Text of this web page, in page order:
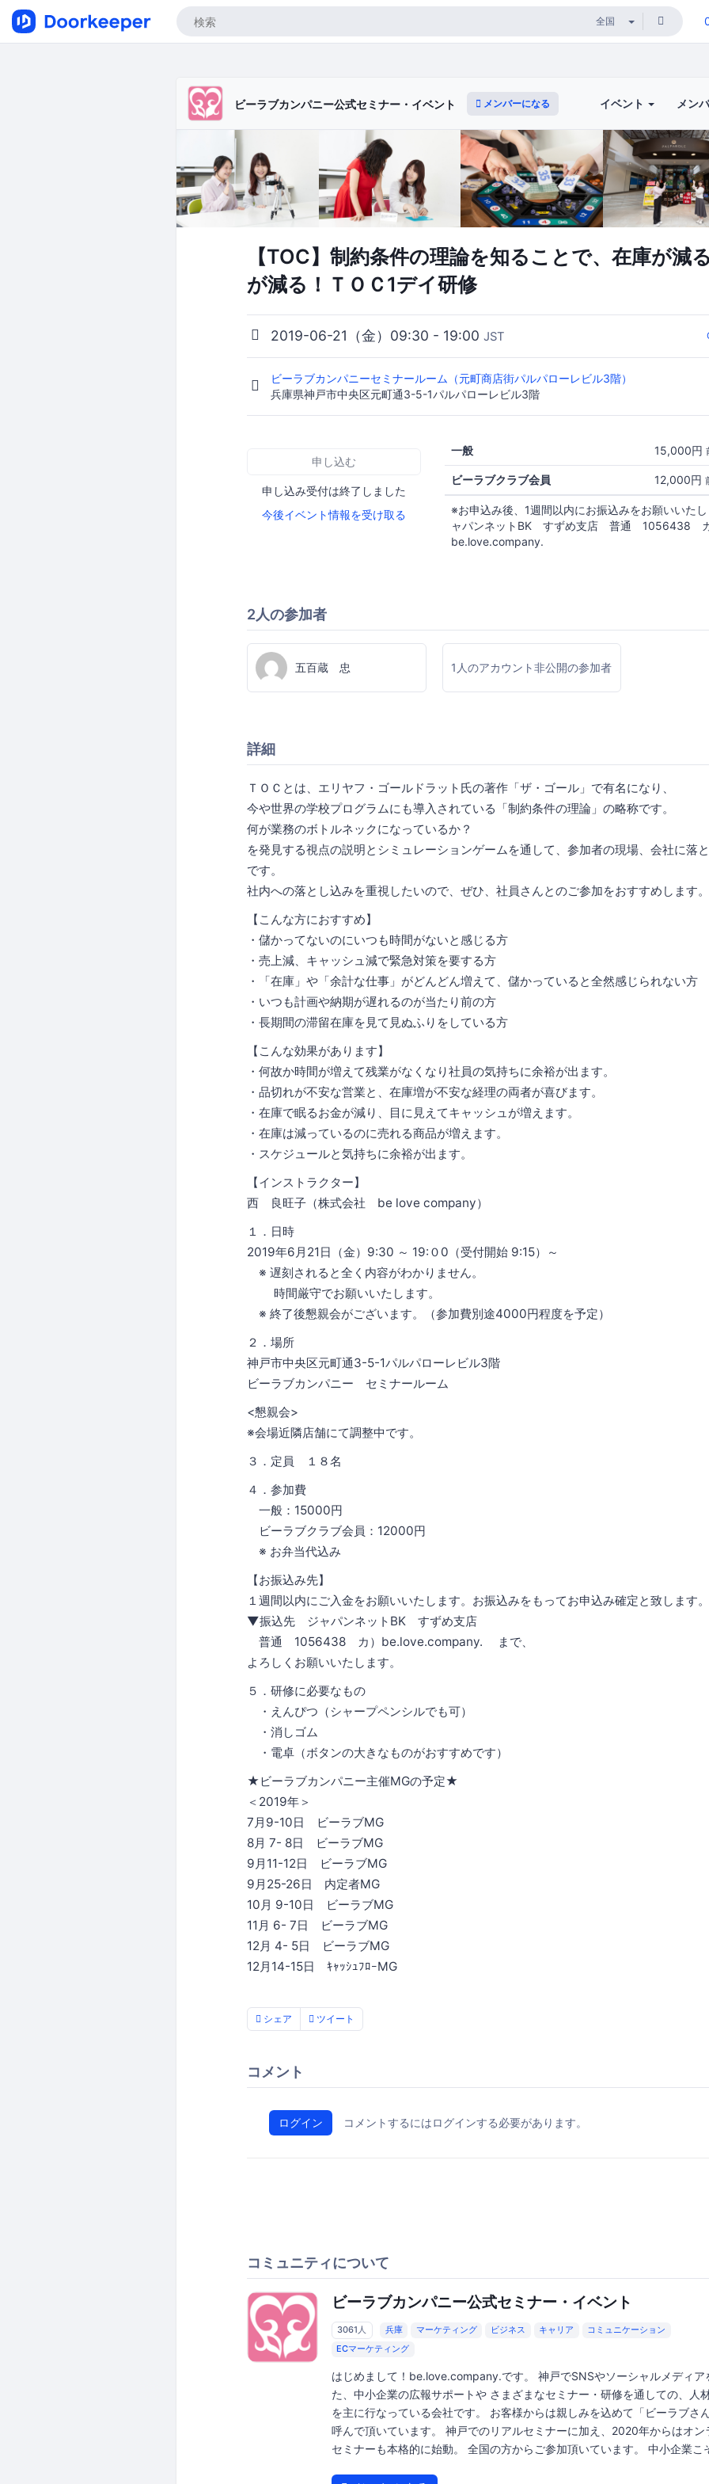
ビーラブカンパニー公式セミナー・イベント メンバーになる イベント メン
【TOC】制約条件の理論を知ることで、在庫が減
が減る！ＴＯＣ1デイ研修
2019-06-21（金）09:30 - 19:00 JST
ビーラブカンパニーセミナールーム（元町商店街パルパローレビル3階）
兵庫県神戸市中央区元町通3-5-1パルパローレビル3階
申し込む
申し込み受付は終了しました
今後イベント情報を受け取る
一般 15,000円
ビーラブクラブ会員 12,000円
※お申込み後、1週間以内にお振込みをお願いいた
ャパンネットBK すずめ支店 普通 1056438
be.love.company.
2人の参加者
五百蔵 忠 1人のアカウント非公開の参加者
詳細
ＴＯＣとは、エリヤフ・ゴールドラット氏の著作「ザ・ゴール」で有名になり、
今や世界の学校プログラムにも導入されている「制約条件の理論」の略称です。
何が業務のボトルネックになっているか？
を発見する視点の説明とシミュレーションゲームを通して、参加者の現場、会社に落
です。
社内への落とし込みを重視したいので、ぜひ、社員さんとのご参加をおすすめします。
【こんな方におすすめ】
・儲かってないのにいつも時間がないと感じる方
・売上減、キャッシュ減で緊急対策を要する方
・「在庫」や「余計な仕事」がどんどん増えて、儲かっていると全然感じられない方
・いつも計画や納期が遅れるのが当たり前の方
・長期間の滞留在庫を見て見ぬふりをしている方
【こんな効果があります】
・何故か時間が増えて残業がなくなり社員の気持ちに余裕が出ます。
・品切れが不安な営業と、在庫増が不安な経理の両者が喜びます。
・在庫で眠るお金が減り、目に見えてキャッシュが増えます。
・在庫は減っているのに売れる商品が増えます。
・スケジュールと気持ちに余裕が出ます。
【インストラクター】
西 良旺子（株式会社 be love company）
１．日時
2019年6月21日（金）9:30 ～ 19:０0（受付開始 9:15）～
※ 遅刻されると全く内容がわかりません。
時間厳守でお願いいたします。
※ 終了後懇親会がございます。（参加費別途4000円程度を予定）
２．場所
神戸市中央区元町通3-5-1パルパローレビル3階
ビーラブカンパニー セミナールーム
<懇親会>
※会場近隣店舗にて調整中です。
３．定員 １８名
４．参加費
一般：15000円
ビーラブクラブ会員：12000円
※ お弁当代込み
【お振込み先】
１週間以内にご入金をお願いいたします。お振込みをもってお申込み確定と致します。
▼振込先 ジャパンネットBK すずめ支店
普通 1056438 カ）be.love.company. まで、
よろしくお願いいたします。
５．研修に必要なもの
・えんぴつ（シャープペンシルでも可）
・消しゴム
・電卓（ボタンの大きなものがおすすめです）
★ビーラブカンパニー主催MGの予定★
＜2019年＞
7月9-10日 ビーラブMG
8月 7- 8日 ビーラブMG
9月11-12日 ビーラブMG
9月25-26日 内定者MG
10月 9-10日 ビーラブMG
11月 6- 7日 ビーラブMG
12月 4- 5日 ビーラブMG
12月14-15日 ｷｬｯｼｭﾌﾛｰMG
シェア ツイート
コメント
ログイン コメントするにはログインする必要があります。
コミュニティについて
ビーラブカンパニー公式セミナー・イベント
3061人 兵庫 マーケティング ビジネス キャリア
コミュニケーション
ECマーケティング
はじめまして！be.love.company.です。 神戸でSNSやソーシャルメディア
た、中小企業の広報サポートや さまざまなセミナー・研修を通しての、人
を主に行なっている会社です。 お客様からは親しみを込めて「ビーラブさ
呼んで頂いています。 神戸でのリアルセミナーに加え、2020年からはオン
セミナーも本格的に始動。 全国の方からご参加頂いています。 中小企業こ